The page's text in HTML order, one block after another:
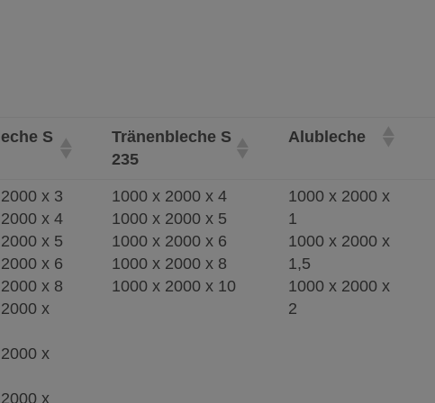
S
Tränenbleche S
235
Alubleche
x 3
x 4
x 5
x 6
x 8
x
x
x
1000 x 2000 x 4
1000 x 2000 x 5
1000 x 2000 x 6
1000 x 2000 x 8
1000 x 2000 x 10
1000 x 2000 x
1
1000 x 2000 x
1,5
1000 x 2000 x
2